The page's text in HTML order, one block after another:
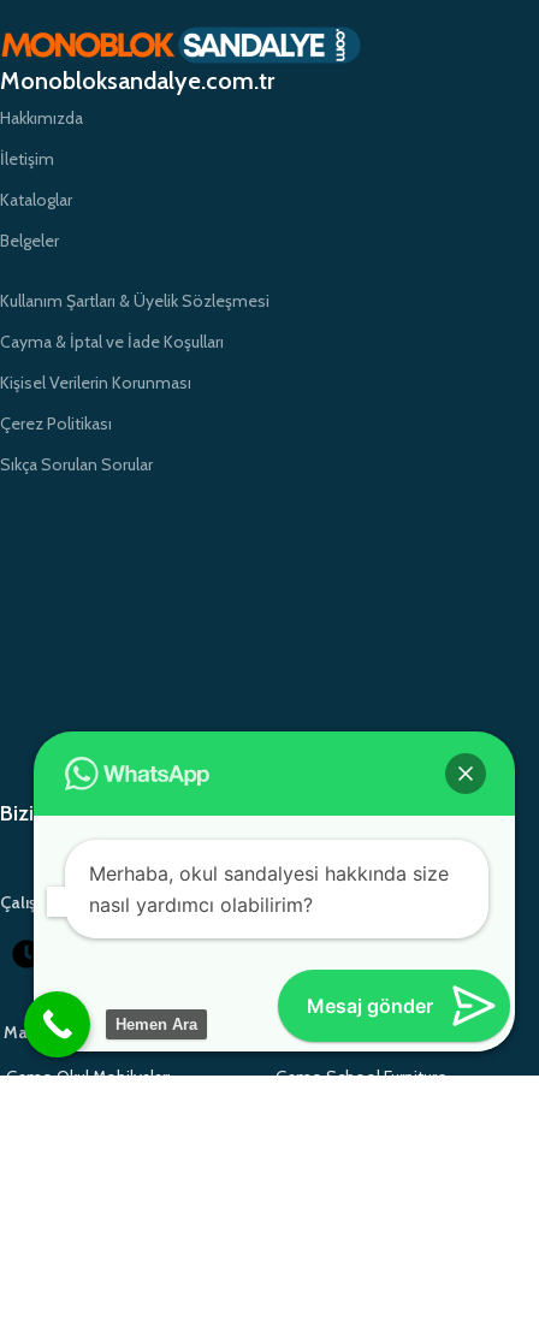
Monobloksandalye.com.tr
Hakkımızda
İletişim
Kataloglar
Belgeler
Kullanım Şartları & Üyelik Sözleşmesi
Cayma & İptal ve İade Koşulları
Kişisel Verilerin Korunması
Çerez Politikası
Sıkça Sorulan Sorular
Bizi Paylaşın
Çalışma Saatlerimiz
Markalarımız
Gamo Okul Mobilyaları
Gamo School Furniture
Merhaba, okul sandalyesi hakkında size
nasıl yardımcı olabilirim?
Mesaj gönder
Hemen Ara